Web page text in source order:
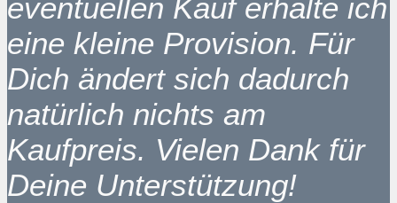
eventuellen Kauf erhalte ich
eine kleine Provision. Für
Dich ändert sich dadurch
natürlich nichts am
Kaufpreis. Vielen Dank für
Deine Unterstützung!